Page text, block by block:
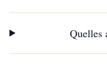
Quelles